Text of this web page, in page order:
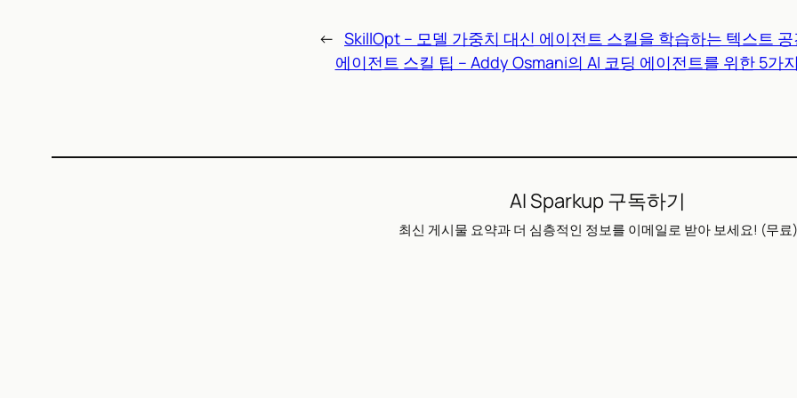
← SkillOpt – 모델 가중치 대신 에이전트 스킬을 학습하는 텍스트
에이전트 스킬 팁 – Addy Osmani의 AI 코딩 에이전트를 위한 5가
AI Sparkup 구독하기
최신 게시물 요약과 더 심층적인 정보를 이메일로 받아 보세요! (무료)